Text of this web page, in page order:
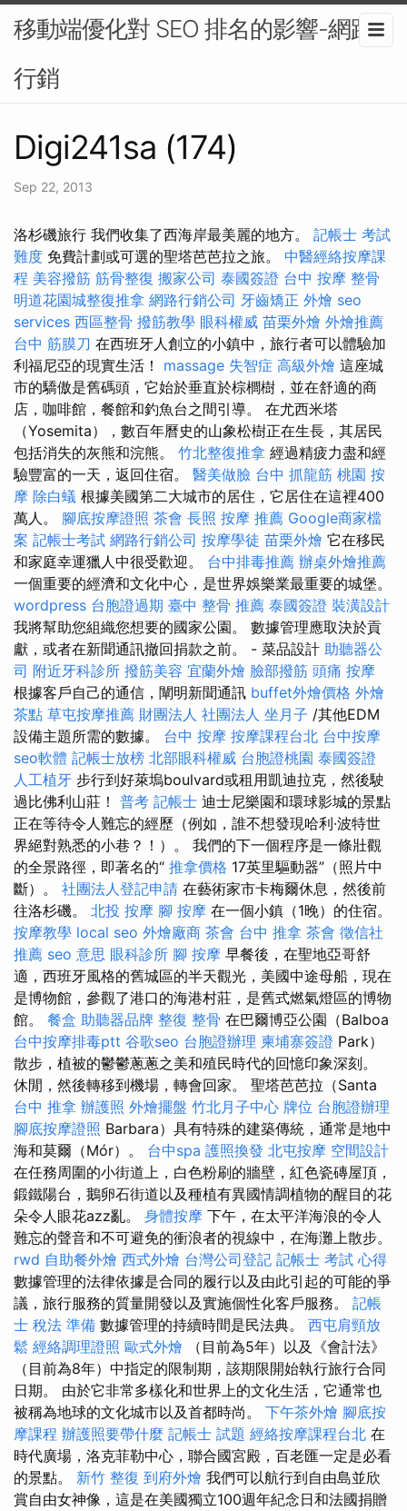
移動端優化對 SEO 排名的影響-網路
行銷
Digi241sa (174)
Sep 22, 2013
洛杉磯旅行 我們收集了西海岸最美麗的地方。 記帳士 考試
難度 免費計劃或可選的聖塔芭芭拉之旅。 中醫經絡按摩課
程 美容撥筋 筋骨整復 搬家公司 泰國簽證 台中 按摩 整骨
明道花園城整復推拿 網路行銷公司 牙齒矯正 外燴 seo
services 西區整骨 撥筋教學 眼科權威 苗栗外燴 外燴推薦
台中 筋膜刀 在西班牙人創立的小鎮中，旅行者可以體驗加
利福尼亞的現實生活！ massage 失智症 高級外燴 這座城
市的驕傲是舊碼頭，它始於垂直於棕櫚樹，並在舒適的商
店，咖啡館，餐館和釣魚台之間引導。 在尤西米塔
（Yosemita），數百年曆史的山象松樹正在生長，其居民
包括消失的灰熊和浣熊。 竹北整復推拿 經過精疲力盡和經
驗豐富的一天，返回住宿。 醫美做臉 台中 抓龍筋 桃園 按
摩 除白蟻 根據美國第二大城市的居住，它居住在這裡400
萬人。 腳底按摩證照 茶會 長照 按摩 推薦 Google商家檔
案 記帳士考試 網路行銷公司 按摩學徒 苗栗外燴 它在移民
和家庭幸運獵人中很受歡迎。 台中排毒推薦 辦桌外燴推薦
一個重要的經濟和文化中心，是世界娛樂業最重要的城堡。
wordpress 台胞證過期 臺中 整骨 推薦 泰國簽證 裝潢設計
我將幫助您組織您想要的國家公園。 數據管理應取決於貢
獻，或者在新聞通訊撤回捐款之前。 - 菜品設計 助聽器公
司 附近牙科診所 撥筋美容 宜蘭外燴 臉部撥筋 頭痛 按摩
根據客戶自己的通信，闡明新聞通訊 buffet外燴價格 外燴
茶點 草屯按摩推薦 財團法人 社團法人 坐月子 /其他EDM
設備主題所需的數據。 台中 按摩 按摩課程台北 台中按摩
seo軟體 記帳士放榜 北部眼科權威 台胞證桃園 泰國簽證
人工植牙 步行到好萊塢boulvard或租用凱迪拉克，然後駛
過比佛利山莊！ 普考 記帳士 迪士尼樂園和環球影城的景點
正在等待令人難忘的經歷（例如，誰不想發現哈利·波特世
界絕對熟悉的小巷？！）。 我們的下一個程序是一條壯觀
的全景路徑，即著名的“ 推拿價格 17英里驅動器”（照片中
斷）。 社團法人登記申請 在藝術家市卡梅爾休息，然後前
往洛杉磯。 北投 按摩 腳 按摩 在一個小鎮（1晚）的住宿。
按摩教學 local seo 外燴廠商 茶會 台中 推拿 茶會 徵信社
推薦 seo 意思 眼科診所 腳 按摩 早餐後，在聖地亞哥舒
適，西班牙風格的舊城區的半天觀光，美國中途母船，現在
是博物館，參觀了港口的海港村莊，是舊式燃氣燈區的博物
館。 餐盒 助聽器品牌 整復 整骨 在巴爾博亞公園（Balboa
台中按摩排毒ptt 谷歌seo 台胞證辦理 柬埔寨簽證 Park）
散步，植被的鬱鬱蔥蔥之美和殖民時代的回憶印象深刻。
休閒，然後轉移到機場，轉會回家。 聖塔芭芭拉（Santa
台中 推拿 辦護照 外燴擺盤 竹北月子中心 牌位 台胞證辦理
腳底按摩證照 Barbara）具有特殊的建築傳統，通常是地中
海和莫爾（Mór）。 台中spa 護照換發 北屯按摩 空間設計
在任務周圍的小街道上，白色粉刷的牆壁，紅色瓷磚屋頂，
鍛鐵陽台，鵝卵石街道以及種植有異國情調植物的醒目的花
朵令人眼花azz亂。 身體按摩 下午，在太平洋海浪的令人
難忘的聲音和不可避免的衝浪者的視線中，在海灘上散步。
rwd 自助餐外燴 西式外燴 台灣公司登記 記帳士 考試 心得
數據管理的法律依據是合同的履行以及由此引起的可能的爭
議，旅行服務的質量開發以及實施個性化客戶服務。 記帳
士 稅法 準備 數據管理的持續時間是民法典。 西屯肩頸放
鬆 經絡調理證照 歐式外燴 （目前為5年）以及《會計法》
（目前為8年）中指定的限制期，該期限開始執行旅行合同
日期。 由於它非常多樣化和世界上的文化生活，它通常也
被稱為地球的文化城市以及首都時尚。 下午茶外燴 腳底按
摩課程 辦護照要帶什麼 記帳士 試題 經絡按摩課程台北 在
時代廣場，洛克菲勒中心，聯合國宮殿，百老匯一定是必看
的景點。 新竹 整復 到府外燴 我們可以航行到自由島並欣
賞自由女神像，這是在美國獨立100週年紀念日和法國捐贈